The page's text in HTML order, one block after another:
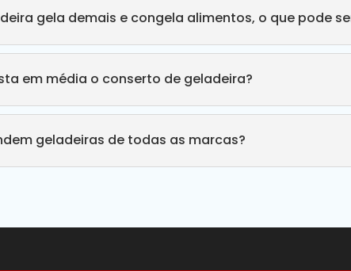
gela demais e congela alimentos, o que pode
em média o conserto de geladeira?
geladeiras de todas as marcas?